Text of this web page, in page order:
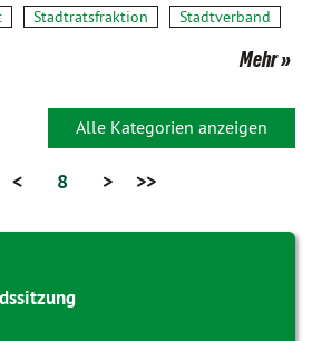
Stadtratsfraktion Stadtverband
Mehr
Alle Kategorien anzeigen
< 8 > >>